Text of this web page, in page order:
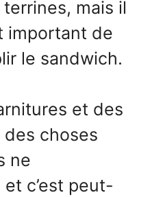
mais il
important de
le sandwich.
et des
choses
ne
c’est peut-